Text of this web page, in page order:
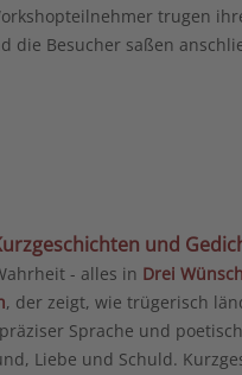
trugen
die Besucher saßen
und
- alles in Drei
, der zeigt, wie trügerisch
Sprache und
Liebe und Schuld.